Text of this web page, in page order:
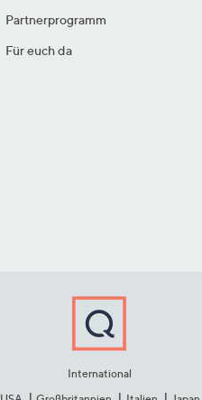
Partnerprogramm
Für euch da
International